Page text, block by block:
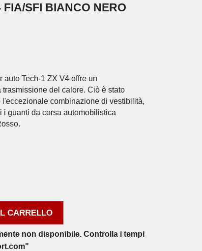
SFI BIANCO NERO
auto Tech-1 ZX V4 offre un
del calore. Ciò è stato
combinazione di vestibilità,
guanti da corsa automobilistica
CARRELLO
non disponibile. Controlla i tempi